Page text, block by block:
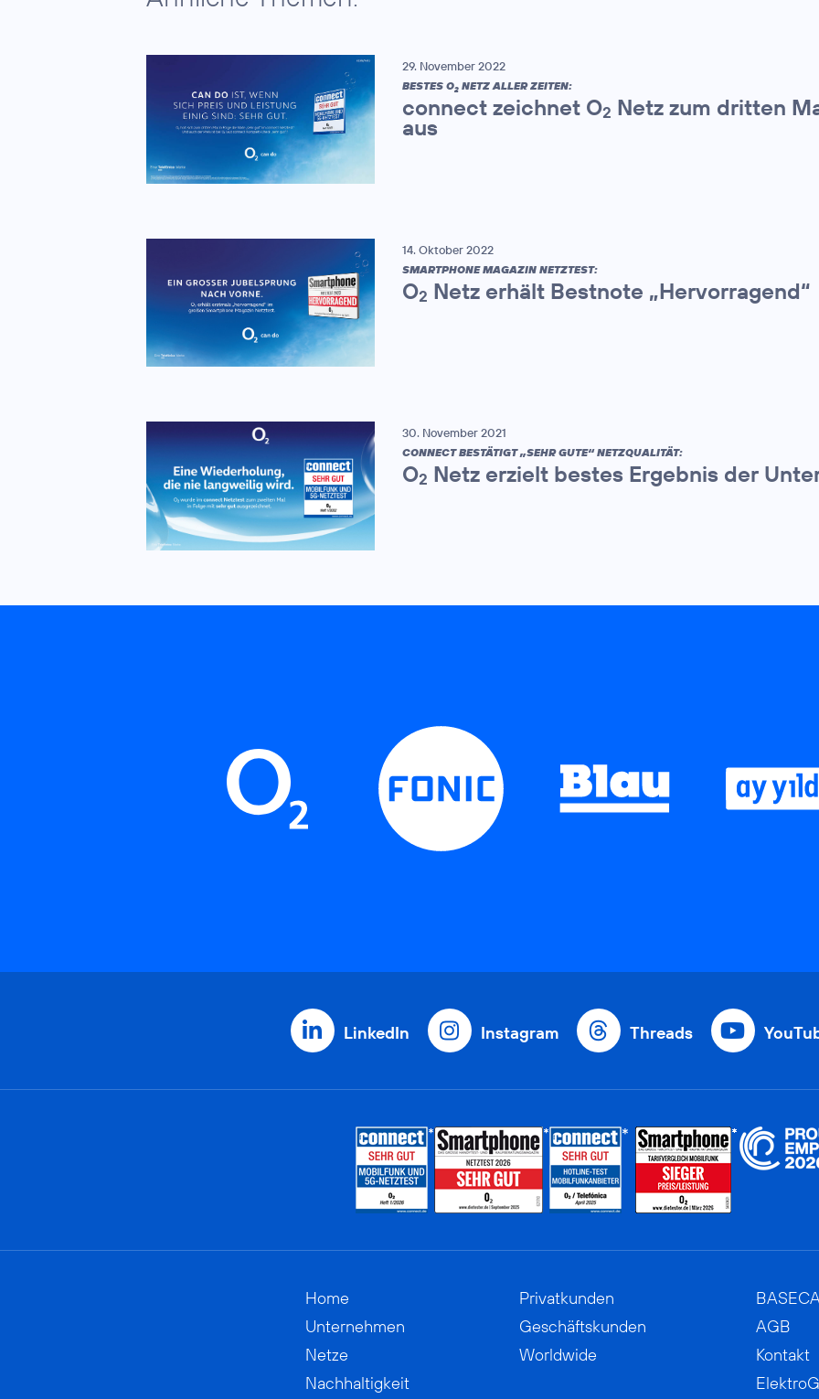
29. November 2022
BESTES O2 NETZ ALLER ZEITEN:
connect zeichnet O2 Netz zum dritten
aus
14. Oktober 2022
SMARTPHONE MAGAZIN NETZTEST:
O2 Netz erhält Bestnote „Hervorragend“
30. November 2021
CONNECT BESTÄTIGT „SEHR GUTE“ NETZQUALITÄT:
O2 Netz erzielt bestes Ergebnis der
LinkedIn Instagram Threads
Home
Unternehmen
Netze
Nachhaltigkeit
Privatkunden
Geschäftskunden
Worldwide
AGB
Kontakt